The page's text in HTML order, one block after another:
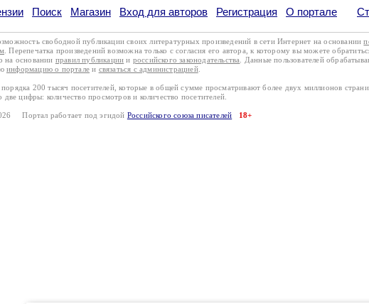
Поиск Магазин Вход для авторов Регистрация О портале
свободной публикации своих литературных произведений в сети Интернет на основании
. Перепечатка произведений возможна только с согласия его автора, к которому вы можете
на основании правил публикации и российского законодательства . Данные пользователей
информацию о портале и связаться с администрацией.
200 тысяч посетителей, которые в общей сумме просматривают более двух миллионов
цифры: количество просмотров и количество посетителей.
Портал работает под эгидой Российского союза писателей 18+